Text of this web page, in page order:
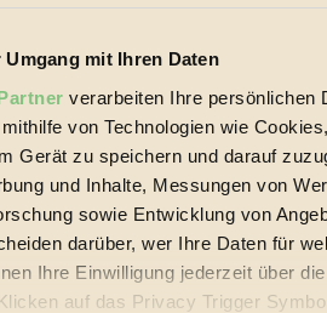
mit Ihren Daten
verarbeiten Ihre persönlichen
von Technologien wie
Gerät zu speichern und darauf
und Inhalte, Messungen von
sowie Entwicklung von
darüber, wer Ihre Daten für
Ihre Einwilligung jederzeit über
auf das Privacy Trigger